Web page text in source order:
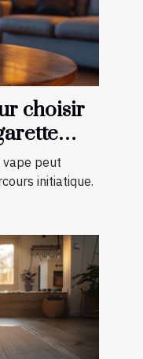
choisir
vape peut
initiatique.